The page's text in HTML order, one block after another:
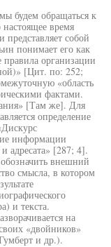
будем обращаться к
время
представляет собой
понимает его как
организации
[Цит. по: 252;
«область
фактами.
[Там же]. Для
определение
информации
адресата» [287; 4].
внешний
смысла, в котором
и текста.
на
«двойников»
и др.).